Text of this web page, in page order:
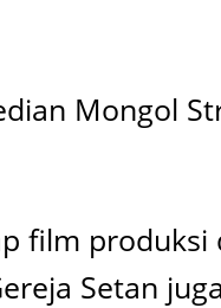
Mongol
film produksi
Setan